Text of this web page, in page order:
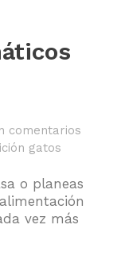
comentarios
gatos
o planeas
vez más